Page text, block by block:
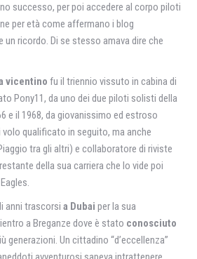
successo, per poi accedere al corpo piloti
per età come affermano i blog
ricordo. Di se stesso amava dire che
vicentino fu il triennio vissuto in cabina di
Pony11, da uno dei due piloti solisti della
e il 1968, da giovanissimo ed estroso
qualificato in seguito, ma anche
tra gli altri) e collaboratore di riviste
della sua carriera che lo vide poi
anni trascorsi a Dubai per la sua
a Breganze dove è stato conosciuto
generazioni. Un cittadino “d’eccellenza”